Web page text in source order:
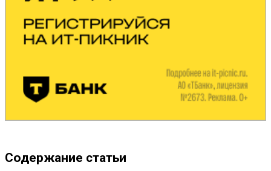
Содержание статьи